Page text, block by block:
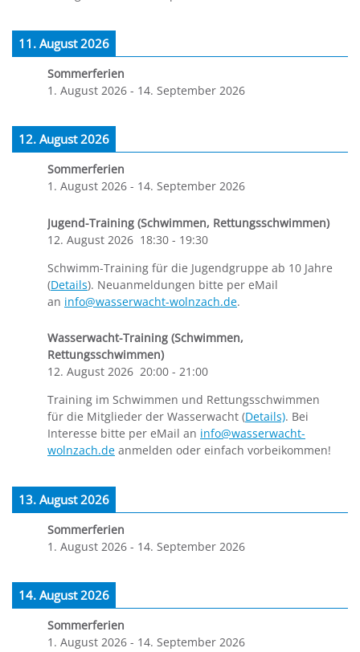
11. August 2026
Sommerferien
1. August 2026 - 14. September 2026
12. August 2026
Sommerferien
1. August 2026 - 14. September 2026
Jugend-Training (Schwimmen, Rettungsschwimmen)
12. August 2026 18:30 - 19:30
Schwimm-Training für die Jugendgruppe ab 10 Jahre
(Details). Neuanmeldungen bitte per eMail
an info@wasserwacht-wolnzach.de.
Wasserwacht-Training (Schwimmen,
Rettungsschwimmen)
12. August 2026 20:00 - 21:00
Training im Schwimmen und Rettungsschwimmen
für die Mitglieder der Wasserwacht (Details). Bei
Interesse bitte per eMail an info@wasserwacht-
wolnzach.de anmelden oder einfach vorbeikommen!
13. August 2026
Sommerferien
1. August 2026 - 14. September 2026
14. August 2026
Sommerferien
1. August 2026 - 14. September 2026